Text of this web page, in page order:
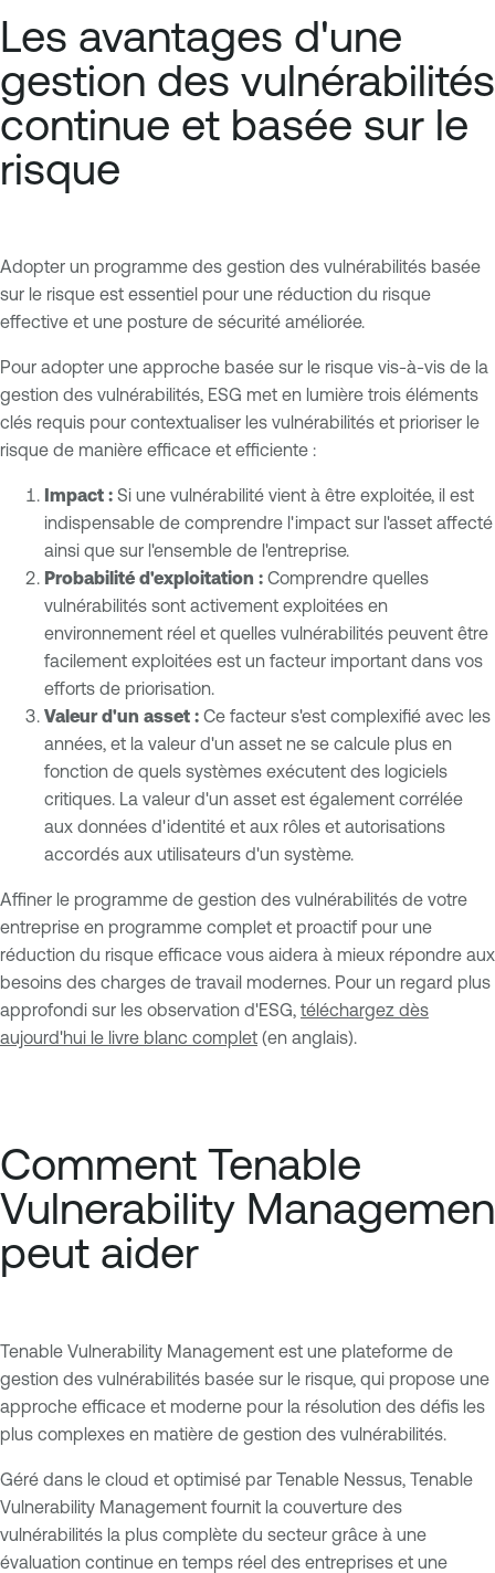
Les avantages d'une
gestion des vulnérabilités
continue et basée sur le
risque
Adopter un programme des gestion des vulnérabilités basée
sur le risque est essentiel pour une réduction du risque
effective et une posture de sécurité améliorée.
Pour adopter une approche basée sur le risque vis-à-vis de la
gestion des vulnérabilités, ESG met en lumière trois éléments
clés requis pour contextualiser les vulnérabilités et prioriser le
risque de manière efficace et efficiente :
Impact : Si une vulnérabilité vient à être exploitée, il est
indispensable de comprendre l'impact sur l'asset affecté
ainsi que sur l'ensemble de l'entreprise.
Probabilité d'exploitation : Comprendre quelles
vulnérabilités sont activement exploitées en
environnement réel et quelles vulnérabilités peuvent être
facilement exploitées est un facteur important dans vos
efforts de priorisation.
Valeur d'un asset : Ce facteur s'est complexifié avec les
années, et la valeur d'un asset ne se calcule plus en
fonction de quels systèmes exécutent des logiciels
critiques. La valeur d'un asset est également corrélée
aux données d'identité et aux rôles et autorisations
accordés aux utilisateurs d'un système.
Affiner le programme de gestion des vulnérabilités de votre
entreprise en programme complet et proactif pour une
réduction du risque efficace vous aidera à mieux répondre aux
besoins des charges de travail modernes. Pour un regard plus
approfondi sur les observation d'ESG, téléchargez dès
aujourd'hui le livre blanc complet (en anglais).
Comment Tenable
Vulnerability
peut aider
Tenable Vulnerability Management est une plateforme de
gestion des vulnérabilités basée sur le risque, qui propose une
approche efficace et moderne pour la résolution des défis les
plus complexes en matière de gestion des vulnérabilités.
Géré dans le cloud et optimisé par Tenable Nessus, Tenable
Vulnerability Management fournit la couverture des
vulnérabilités la plus complète du secteur grâce à une
évaluation continue en temps réel des entreprises et une